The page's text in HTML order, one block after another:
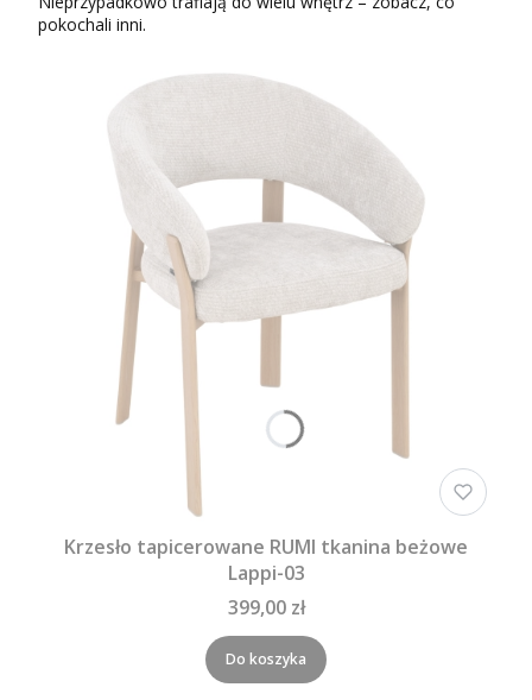
pokochali inni.
Krzesło tapicerowane RUMI tkanina beżowe
Lappi-03
399,00 zł
Do koszyka